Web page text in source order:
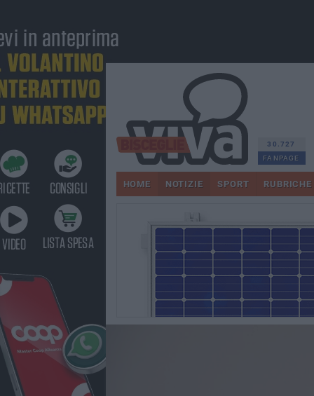
30.727
FANPAGE
HOME NOTIZIE SPORT RUBRICHE